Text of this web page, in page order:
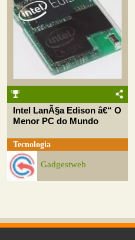
Intel LanÃ§a Edison â€“ O
Menor PC do Mundo
Tecnologia
Gadgestweb